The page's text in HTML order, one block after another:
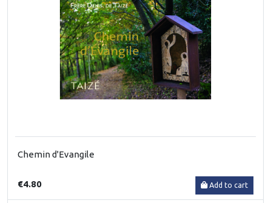
Chemin d'Evangile
€4.80 Add to cart